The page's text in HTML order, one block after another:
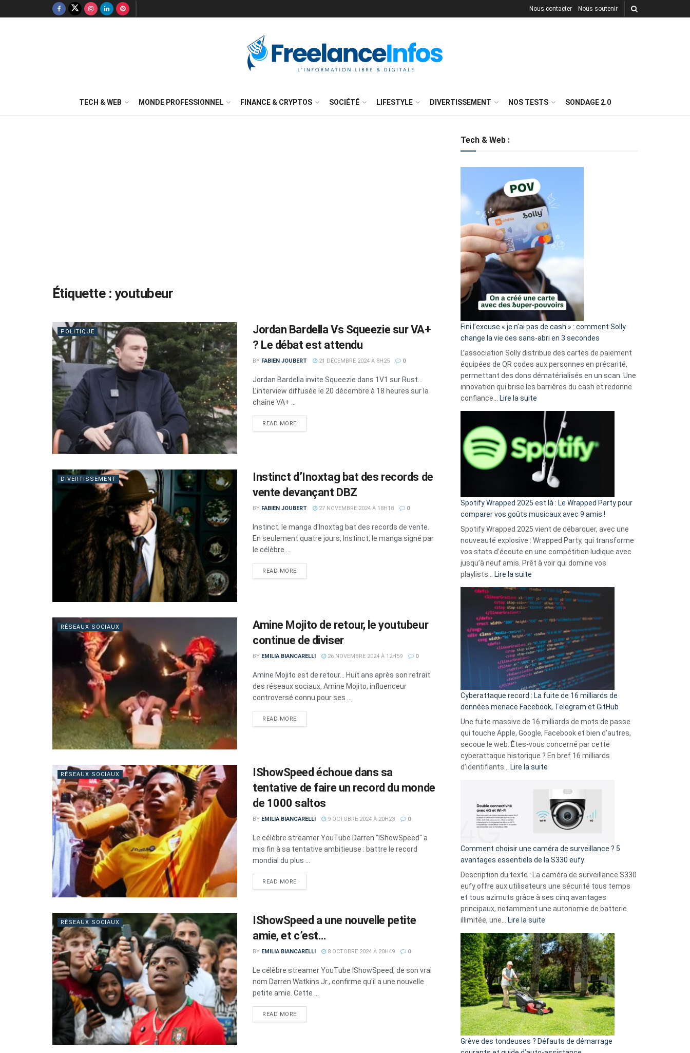
Nous contacter Nous soutenir
TECH & WEB MONDE PROFESSIONNEL FINANCE & CRYPTOS SOCIÉTÉ LIFESTYLE DIVERTISSEMENT NOS TESTS SONDAGE 2.0
Étiquette : youtubeur
POLITIQUE
Jordan Bardella Vs Squeezie sur VA+
? Le débat est attendu
BY FABIEN JOUBERT 21 DÉCEMBRE 2024 À 8H25 0
Jordan Bardella invite Squeezie dans 1V1 sur Rust...
L’interview diffusée le 20 décembre à 18 heures sur la
chaîne VA+ ...
READ MOREDETAILS
DIVERTISSEMENT
Instinct d’Inoxtag bat des records de
vente devançant DBZ
BY FABIEN JOUBERT 27 NOVEMBRE 2024 À 18H18 0
Instinct, le manga d'Inoxtag bat des records de vente.
En seulement quatre jours, Instinct, le manga signé par
le célèbre ...
READ MOREDETAILS
RÉSEAUX SOCIAUX
Amine Mojito de retour, le youtubeur
continue de diviser
BY EMILIA BIANCARELLI 26 NOVEMBRE 2024 À 12H59 0
Amine Mojito est de retour... Huit ans après son retrait
des réseaux sociaux, Amine Mojito, influenceur
controversé connu pour ses ...
READ MOREDETAILS
RÉSEAUX SOCIAUX
IShowSpeed échoue dans sa
tentative de faire un record du monde
de 1000 saltos
BY EMILIA BIANCARELLI 9 OCTOBRE 2024 À 20H23 0
Le célèbre streamer YouTube Darren "IShowSpeed" a
mis fin à sa tentative ambitieuse : battre le record
mondial du plus ...
READ MOREDETAILS
RÉSEAUX SOCIAUX
IShowSpeed a une nouvelle petite
amie, et c’est…
BY EMILIA BIANCARELLI 8 OCTOBRE 2024 À 20H49 0
Le célèbre streamer YouTube IShowSpeed, de son vrai
nom Darren Watkins Jr., confirme qu'il a une nouvelle
petite amie. Cette ...
READ MOREDETAILS
Tech & Web :
Fini l’excuse « je n’ai pas de cash » : comment Solly
change la vie des sans-abri en 3 secondes
L’association Solly distribue des cartes de paiement
équipées de QR codes aux personnes en précarité,
permettant des dons dématérialisés en un scan. Une
innovation qui brise les barrières du cash et redonne
confiance…
Lire la suite
l’excuse
je
n’ai
pas
de
cash
»
Solly
change
la
vie
sans-
abri
en
3
secondes
Spotify Wrapped 2025 est là : Le Wrapped Party pour
comparer vos goûts musicaux avec 9 amis !
Spotify Wrapped 2025 vient de débarquer, avec une
nouveauté explosive : Wrapped Party, qui transforme
vos stats d’écoute en une compétition ludique avec
jusqu’à neuf amis. Prêt à voir qui domine vos
playlists…
Lire la suite
Wrapped
2025
est
:
Le
Wrapped
Party
pour
comparer
vos
goûts
musicaux
avec
9
amis
Cyberattaque record : La fuite de 16 milliards de
données menace Facebook, Telegram et GitHub
Une fuite massive de 16 milliards de mots de passe
qui touche Apple, Google, Facebook et bien d’autres,
secoue le web. Êtes-vous concerné par cette
cyberattaque historique ? En bref 16 milliards
d’identifiants…
Lire la suite
record
La
fuite
16
milliards
données
menace
Facebook,
Telegram
GitHub
Comment choisir une caméra de surveillance ? 5
avantages essentiels de la S330 eufy
Description du texte : La caméra de surveillance S330
eufy offre aux utilisateurs une sécurité tous temps
et tous azimuts grâce à ses cinq avantages
principaux, notamment une autonomie de batterie
illimitée, une…
Lire la suite
choisir
une
caméra
de
surveillance
?
5
avantages
essentiels
de
Grève des tondeuses ? Défauts de démarrage